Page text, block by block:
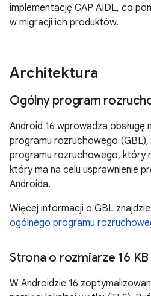
implementację CAP AIDL, co
w migracji ich produktów.
Architektura
Ogólny program
Android 16 wprowadza obsługę
programu rozruchowego
programu rozruchowego, który
który ma na celu usprawnienie
Androida.
Więcej informacji o GBL
ogólnego programu
Strona o rozmiarze 16 KB
W Androidzie 16